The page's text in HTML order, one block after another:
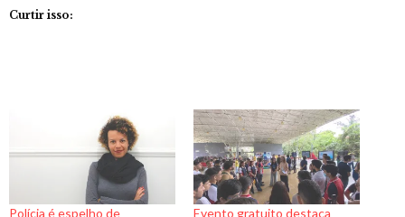
Curtir isso:
Polícia é espelho de Evento gratuito destaca